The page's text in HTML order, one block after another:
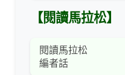
【閱讀馬拉松】
閱讀馬拉松
編者話